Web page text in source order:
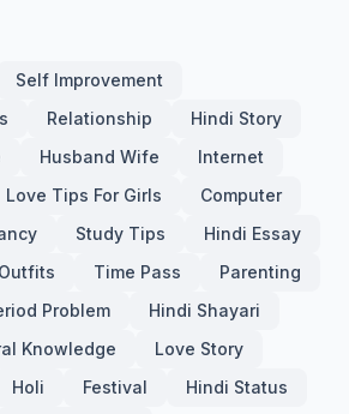
Self Improvement
Relationship
Hindi Story
Husband Wife
Internet
Love Tips For Girls
Computer
Study Tips
Hindi Essay
Outfits Time Pass
Parenting
Problem
Hindi Shayari
Knowledge
Love Story
Holi Festival
Hindi Status